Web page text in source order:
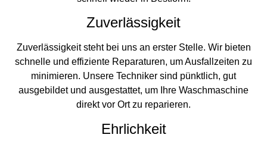
Zuverlässigkeit
Zuverlässigkeit steht bei uns an erster Stelle. Wir bieten
schnelle und effiziente Reparaturen, um Ausfallzeiten zu
minimieren. Unsere Techniker sind pünktlich, gut
ausgebildet und ausgestattet, um Ihre Waschmaschine
direkt vor Ort zu reparieren.
Ehrlichkeit